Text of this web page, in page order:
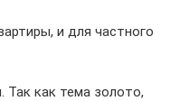
и для частного
Так как тема золото,